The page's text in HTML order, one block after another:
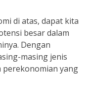
di atas, dapat kita
besar dalam
Dengan
masing jenis
perekonomian yang